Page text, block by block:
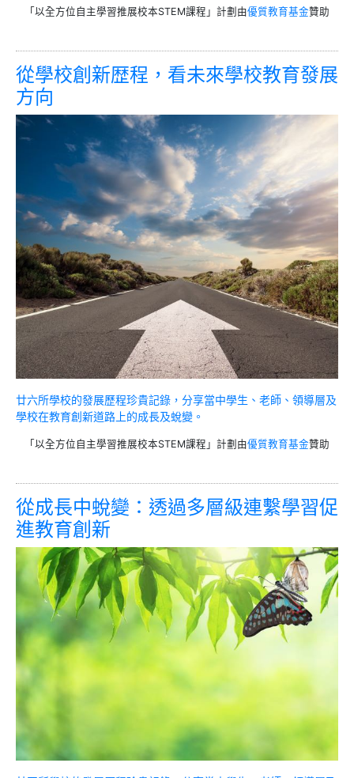
「以全方位自主學習推展校本STEM課程」計劃由優質教育基金贊助
從學校創新歴程，看未來學校教育發展
方向
廿六所學校的發展歷程珍貴記錄，分享當中學生、老師、領導層及
學校在教育創新道路上的成長及蛻變。
「以全方位自主學習推展校本STEM課程」計劃由優質教育基金贊助
從成長中蛻變：透過多層級連繫學習促
進教育創新